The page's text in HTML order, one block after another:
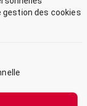
gestion des cookies